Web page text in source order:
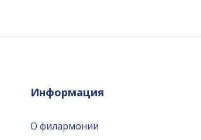
Информация
О филармонии